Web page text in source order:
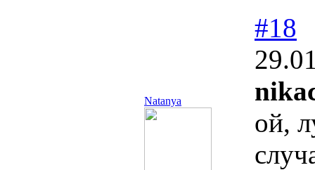
Natanya
#18
ой,